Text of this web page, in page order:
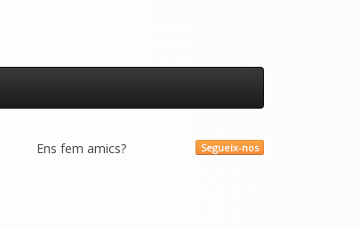
Segueix-nos
Ens fem amics?